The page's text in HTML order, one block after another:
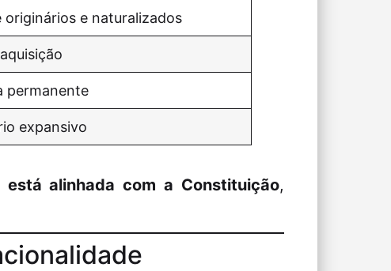
e naturalizados
permanente
expansivo
alinhada com a Constituição,